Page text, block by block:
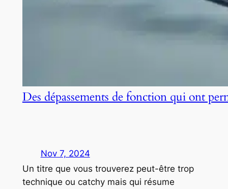
Des dépassements de fonction qui ont
Nov 7, 2024
Un titre que vous trouverez peut-être trop
technique ou catchy mais qui résume